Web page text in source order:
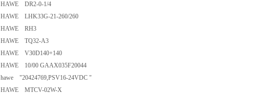
HAWE DR2-0-1/4
HAWE LHK33G-21-260/260
HAWE RH3
HAWE TQ32-A3
HAWE V30D140+140
HAWE 10/00 GAAX035F20044
hawe "20424769,PSV16-24VDC "
HAWE MTCV-02W-X